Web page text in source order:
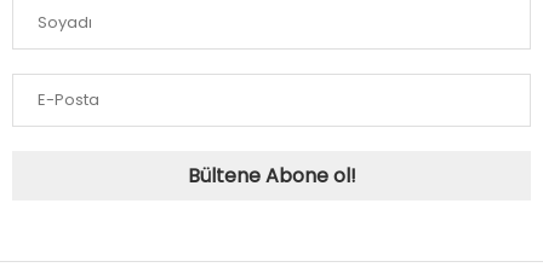
Bültene Abone ol!